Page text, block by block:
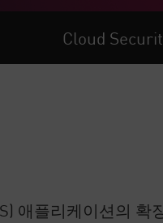
Cloud
애플리케이션의 확